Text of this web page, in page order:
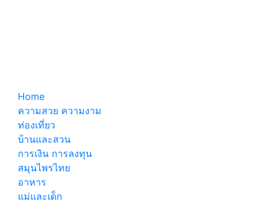
Home
ความสวย ความงาม
ท่องเที่ยว
บ้านและสวน
การเงิน การลงทุน
สมุนไพรไทย
อาหาร
แม่และเด็ก